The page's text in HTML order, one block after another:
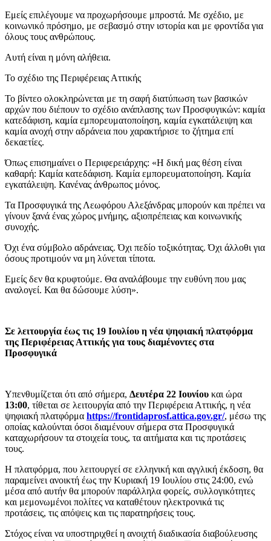
Εμείς επιλέγουμε να προχωρήσουμε μπροστά. Με σχέδιο, με
κοινωνικό πρόσημο, με σεβασμό στην ιστορία και με φροντίδα για
όλους τους ανθρώπους.
Αυτή είναι η μόνη αλήθεια.
Το σχέδιο της Περιφέρειας Αττικής
Το βίντεο ολοκληρώνεται με τη σαφή διατύπωση των βασικών
αρχών που διέπουν το σχέδιο ανάπλασης των Προσφυγικών: καμία
κατεδάφιση, καμία εμπορευματοποίηση, καμία εγκατάλειψη και
καμία ανοχή στην αδράνεια που χαρακτήρισε το ζήτημα επί
δεκαετίες.
Όπως επισημαίνει ο Περιφερειάρχης: «Η δική μας θέση είναι
καθαρή: Καμία κατεδάφιση. Καμία εμπορευματοποίηση. Καμία
εγκατάλειψη. Κανένας άνθρωπος μόνος.
Τα Προσφυγικά της Λεωφόρου Αλεξάνδρας μπορούν και πρέπει να
γίνουν ξανά ένας χώρος μνήμης, αξιοπρέπειας και κοινωνικής
συνοχής.
Όχι ένα σύμβολο αδράνειας. Όχι πεδίο τοξικότητας. Όχι άλλοθι για
όσους προτιμούν να μη λύνεται τίποτα.
Εμείς δεν θα κρυφτούμε. Θα αναλάβουμε την ευθύνη που μας
αναλογεί. Και θα δώσουμε λύση».
Σε λειτουργία έως τις 19 Ιουλίου η νέα ψηφιακή πλατφόρμα
της Περιφέρειας Αττικής για τους διαμένοντες στα
Προσφυγικά
Υπενθυμίζεται ότι από σήμερα, Δευτέρα 22 Ιουνίου και ώρα
13:00, τίθεται σε λειτουργία από την Περιφέρεια Αττικής, η νέα
ψηφιακή πλατφόρμα https://frontidaprosf.attica.gov.gr/, μέσω της
οποίας καλούνται όσοι διαμένουν σήμερα στα Προσφυγικά
καταχωρήσουν τα στοιχεία τους, τα αιτήματα και τις προτάσεις
τους.
Η πλατφόρμα, που λειτουργεί σε ελληνική και αγγλική έκδοση, θα
παραμείνει ανοικτή έως την Κυριακή 19 Ιουλίου στις 24:00, ενώ
μέσα από αυτήν θα μπορούν παράλληλα φορείς, συλλογικότητες
και μεμονωμένοι πολίτες να καταθέτουν ηλεκτρονικά τις
προτάσεις, τις απόψεις και τις παρατηρήσεις τους.
Στόχος είναι να υποστηριχθεί η ανοιχτή διαδικασία διαβούλευσης